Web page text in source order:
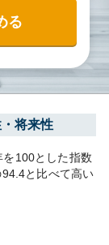
る
将来性
を100とした指数
94.4と比べて高い